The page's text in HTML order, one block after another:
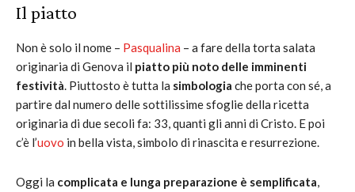
Il piatto
Non è solo il nome – Pasqualina – a fare della torta salata
originaria di Genova il piatto più noto delle imminenti
festività. Piuttosto è tutta la simbologia che porta con sé, a
partire dal numero delle sottilissime sfoglie della ricetta
originaria di due secoli fa: 33, quanti gli anni di Cristo. E poi
c’è l’uovo in bella vista, simbolo di rinascita e resurrezione.
Oggi la complicata e lunga preparazione è semplificata,